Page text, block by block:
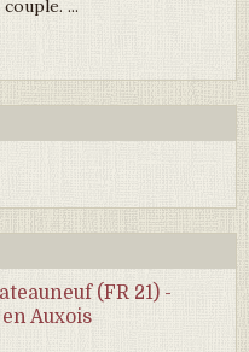
...
(FR 21) -
Auxois